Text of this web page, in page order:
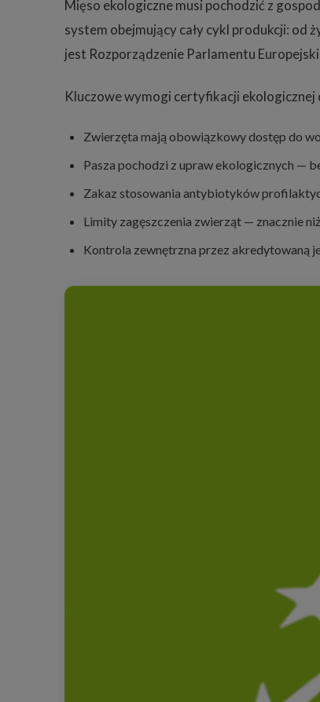
Mięso ekologiczne musi pochodzić z
system obejmujący cały cykl produkcji:
jest Rozporządzenie Parlamentu
Kluczowe wymogi certyfikacji ekologicznej
Zwierzęta mają obowiązkowy dostęp do
Pasza pochodzi z upraw ekologicznych —
Zakaz stosowania antybiotyków
Limity zagęszczenia zwierząt — znacznie
Kontrola zewnętrzna przez akredytowaną